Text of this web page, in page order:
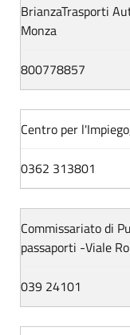
BrianzaTrasporti
Monza
800778857
Centro per
0362 313801
Commissariato di
passaporti -Viale
039 24101